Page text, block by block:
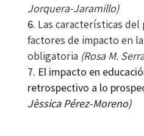
Jorquera-Jaramillo)
Las características
factores de impacto en
obligatoria (Rosa M.
El impacto en
retrospectivo a lo
Jèssica Pérez-Moreno)